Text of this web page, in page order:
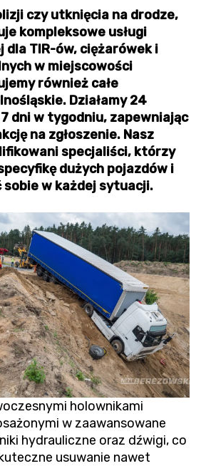
czy utknięcia na drodze,
kompleksowe usługi
dla TIR-ów, ciężarówek i
w miejscowości
również całe
Działamy 24
dni w tygodniu, zapewniając
na zgłoszenie. Nasz
specjaliści, którzy
dużych pojazdów i
w każdej sytuacji.
holownikami
w zaawansowane
hydrauliczne oraz dźwigi, co
usuwanie nawet